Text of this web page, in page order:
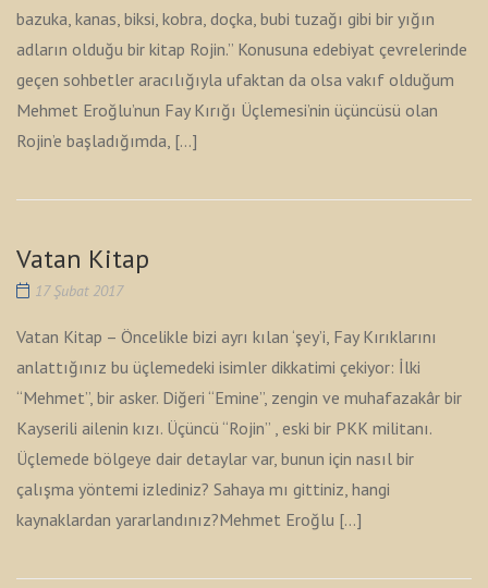
bazuka, kanas, biksi, kobra, doçka, bubi tuzağı gibi bir yığın
adların olduğu bir kitap Rojin.” Konusuna edebiyat çevrelerinde
geçen sohbetler aracılığıyla ufaktan da olsa vakıf olduğum
Mehmet Eroğlu’nun Fay Kırığı Üçlemesi’nin üçüncüsü olan
Rojin’e başladığımda, […]
Vatan Kitap
17 Şubat 2017
Vatan Kitap – Öncelikle bizi ayrı kılan ‘şey’i, Fay Kırıklarını
anlattığınız bu üçlemedeki isimler dikkatimi çekiyor: İlki
“Mehmet”, bir asker. Diğeri “Emine”, zengin ve muhafazakâr bir
Kayserili ailenin kızı. Üçüncü “Rojin” , eski bir PKK militanı.
Üçlemede bölgeye dair detaylar var, bunun için nasıl bir
çalışma yöntemi izlediniz? Sahaya mı gittiniz, hangi
kaynaklardan yararlandınız?Mehmet Eroğlu […]